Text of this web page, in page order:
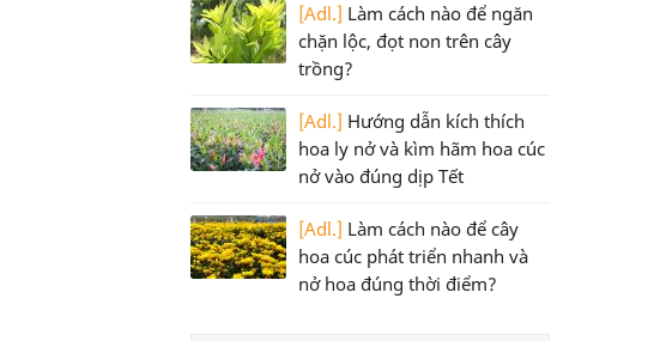
[Adl.] Làm cách nào để ngăn
chặn lộc, đọt non trên cây
trồng?
[Adl.] Hướng dẫn kích thích
hoa ly nở và kìm hãm hoa cúc
nở vào đúng dịp Tết
[Adl.] Làm cách nào để cây
hoa cúc phát triển nhanh và
nở hoa đúng thời điểm?